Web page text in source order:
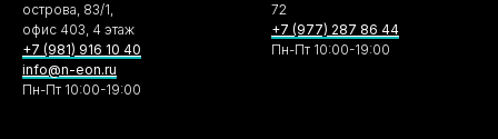
острова, 83/1,
офис 403, 4 этаж
+7 (981) 916 10 40
info@n-eon.ru
Пн-Пт 10:00-19:00
72
+7 (977) 287 86 44
Пн-Пт 10:00-19:00